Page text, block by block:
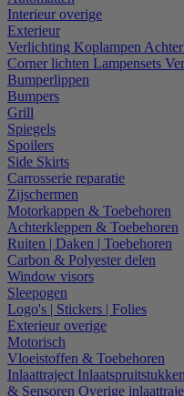
Interieur overige
Exterieur
Verlichting Koplampen
Corner lichten Lampensets
Bumperlippen
Bumpers
Grill
Spiegels
Spoilers
Side Skirts
Carrosserie reparatie
Zijschermen
Motorkappen & Toebehoren
Achterkleppen & Toebehoren
Ruiten | Daken | Toebehoren
Carbon & Polyester delen
Window visors
Sleepogen
Logo's | Stickers | Folies
Exterieur overige
Motorisch
Vloeistoffen & Toebehoren
Inlaattraject Inlaatspruitstukken
& Sensoren Overige